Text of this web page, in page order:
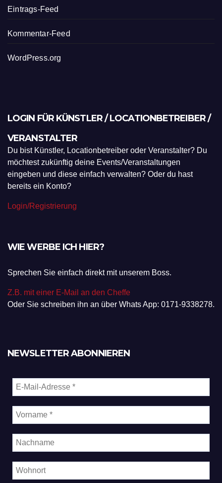
Eintrags-Feed
Kommentar-Feed
WordPress.org
LOGIN FÜR KÜNSTLER / LOCATIONBETREIBER /
VERANSTALTER
Du bist Künstler, Locationbetreiber oder Veranstalter? Du
möchtest zukünftig deine Events/Veranstaltungen
eingeben und diese einfach verwalten? Oder du hast
bereits ein Konto?
Login/Registrierung
WIE WERBE ICH HIER?
Sprechen Sie einfach direkt mit unserem Boss.
Z.B. mit einer E-Mail an den Cheffe
Oder Sie schreiben ihn an über Whats App: 0171-9338278.
NEWSLETTER ABONNIEREN